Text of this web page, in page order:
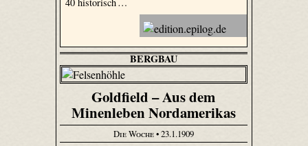
BERGBAU
Goldfield – Aus dem
Minenleben Nordamerikas
Die Woche• 23.1.1909